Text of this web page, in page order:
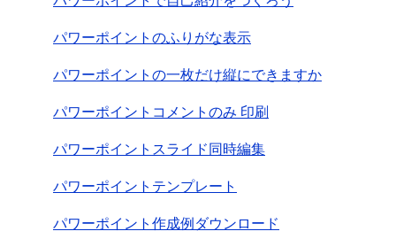
パワーポイントのふりがな表示
パワーポイントの一枚だけ縦にできますか
パワーポイントコメントのみ 印刷
パワーポイントスライド同時編集
パワーポイントテンプレート
パワーポイント作成例ダウンロード